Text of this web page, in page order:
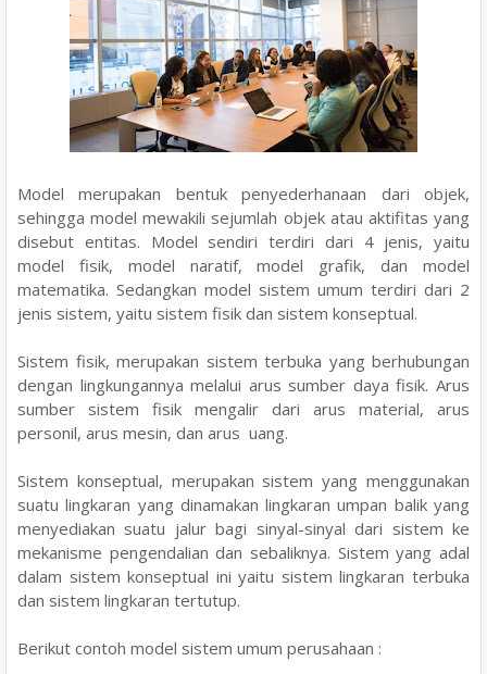
Model merupakan bentuk penyederhanaan dari objek,
sehingga model mewakili sejumlah objek atau aktifitas yang
disebut entitas. Model sendiri terdiri dari 4 jenis, yaitu
model fisik, model naratif, model grafik, dan model
matematika. Sedangkan model sistem umum terdiri dari 2
jenis sistem, yaitu sistem fisik dan sistem konseptual.
Sistem fisik, merupakan sistem terbuka yang berhubungan
dengan lingkungannya melalui arus sumber daya fisik. Arus
sumber sistem fisik mengalir dari arus material, arus
personil, arus mesin, dan arus uang.
Sistem konseptual, merupakan sistem yang menggunakan
suatu lingkaran yang dinamakan lingkaran umpan balik yang
menyediakan suatu jalur bagi sinyal-sinyal dari sistem ke
mekanisme pengendalian dan sebaliknya. Sistem yang adal
dalam sistem konseptual ini yaitu sistem lingkaran terbuka
dan sistem lingkaran tertutup.
Berikut contoh model sistem umum perusahaan :